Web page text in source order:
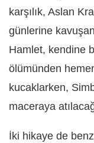
karşılık, Aslan
günlerine kavuşan
Hamlet, kendine
ölümünden
kucaklarken,
maceraya
İki hikaye de